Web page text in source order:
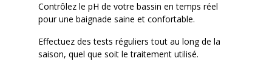
Contrôlez le pH de votre bassin en temps réel
pour une baignade saine et confortable.
Effectuez des tests réguliers tout au long de la
saison, quel que soit le traitement utilisé.